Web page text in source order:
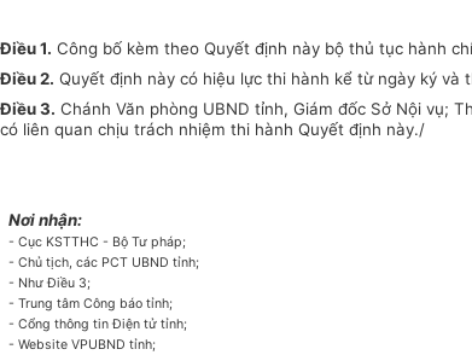
Điều 1. Công bố kèm theo Quyết định này bộ thủ tục hành
Điều 2. Quyết định này có hiệu lực thi hành kể từ ngày ký
Điều 3. Chánh Văn phòng UBND tỉnh, Giám đốc Sở Nội vụ;
có liên quan chịu trách nhiệm thi hành Quyết định này./
Nơi nhận:
- Cục KSTTHC - Bộ Tư pháp;
- Chủ tịch, các PCT UBND tỉnh;
- Như Điều 3;
- Trung tâm Công báo tỉnh;
- Cổng thông tin Điện tử tỉnh;
- Website VPUBND tỉnh;